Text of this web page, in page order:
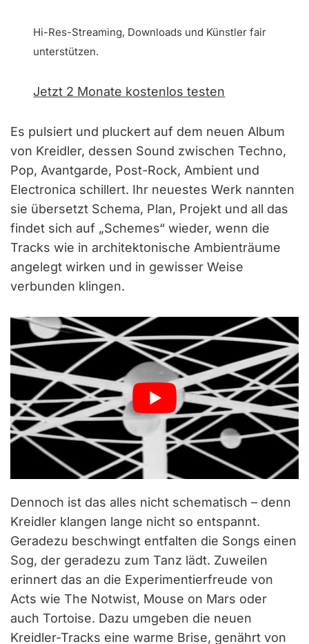
Hi-Res-Streaming, Downloads und Künstler fair
unterstützen.
Jetzt 2 Monate kostenlos testen
Es pulsiert und pluckert auf dem neuen Album
von Kreidler, dessen Sound zwischen Techno,
Pop, Avantgarde, Post-Rock, Ambient und
Electronica schillert. Ihr neuestes Werk nannten
sie übersetzt Schema, Plan, Projekt und all das
findet sich auf „Schemes“ wieder, wenn die
Tracks wie in architektonische Ambienträume
angelegt wirken und in gewisser Weise
verbunden klingen.
Dennoch ist das alles nicht schematisch – denn
Kreidler klangen lange nicht so entspannt.
Geradezu beschwingt entfalten die Songs einen
Sog, der geradezu zum Tanz lädt. Zuweilen
erinnert das an die Experimentierfreude von
Acts wie The Notwist, Mouse on Mars oder
auch Tortoise. Dazu umgeben die neuen
Kreidler-Tracks eine warme Brise, genährt von